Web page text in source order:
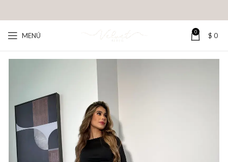
MENÚ 0 $ 0